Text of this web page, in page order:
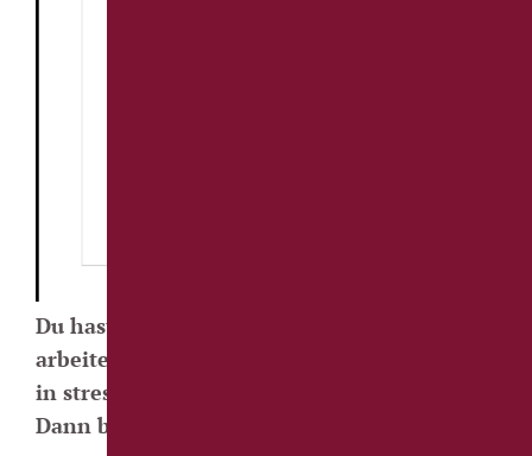
Du hast Freude am Umgang mit Menschen,
arbeitest gern im Team und behältst auch
in stressigen Momenten den Überblick?
Dann bist du bei uns genau richtig!